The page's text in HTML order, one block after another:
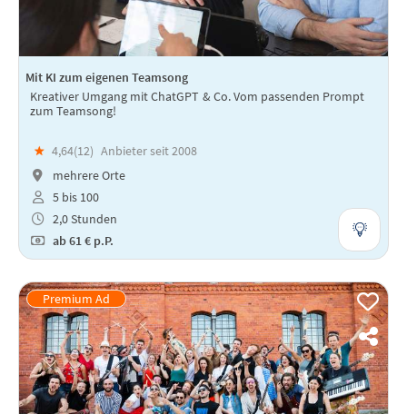
Mit KI zum eigenen Teamsong
Kreativer Umgang mit ChatGPT & Co. Vom passenden Prompt
zum Teamsong!
★ 4,64(12) Anbieter seit 2008
mehrere Orte
5 bis 100
2,0 Stunden
ab61 € p.P.